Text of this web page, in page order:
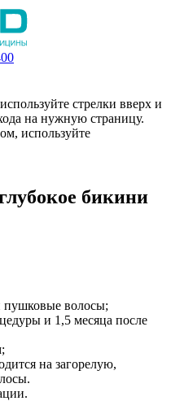
стрелки вверх и
на нужную страницу.
используйте
бикини
пушковые волосы;
и 1,5 месяца после
на загорелую,